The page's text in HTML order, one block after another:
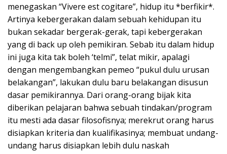
menegaskan “Vivere est cogitare”, hidup itu *berfikir*.
Artinya kebergerakan dalam sebuah kehidupan itu
bukan sekadar bergerak-gerak, tapi kebergerakan
yang di back up oleh pemikiran. Sebab itu dalam hidup
ini juga kita tak boleh ‘telmi”, telat mikir, apalagi
dengan mengembangkan pemeo “pukul dulu urusan
belakangan”, lakukan dulu baru belakangan disusun
dasar pemikirannya. Dari orang-orang bijak kita
diberikan pelajaran bahwa sebuah tindakan/program
itu mesti ada dasar filosofisnya; merekrut orang harus
disiapkan kriteria dan kualifikasinya; membuat undang-
undang harus disiapkan lebih dulu naskah